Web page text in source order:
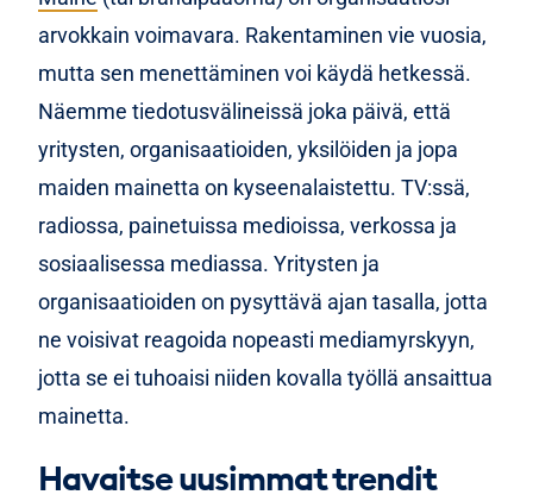
arvokkain voimavara. Rakentaminen vie vuosia,
mutta sen menettäminen voi käydä hetkessä.
Näemme tiedotusvälineissä joka päivä, että
yritysten, organisaatioiden, yksilöiden ja jopa
maiden mainetta on kyseenalaistettu. TV:ssä,
radiossa, painetuissa medioissa, verkossa ja
sosiaalisessa mediassa. Yritysten ja
organisaatioiden on pysyttävä ajan tasalla, jotta
ne voisivat reagoida nopeasti mediamyrskyyn,
jotta se ei tuhoaisi niiden kovalla työllä ansaittua
mainetta.
Havaitse uusimmat trendit